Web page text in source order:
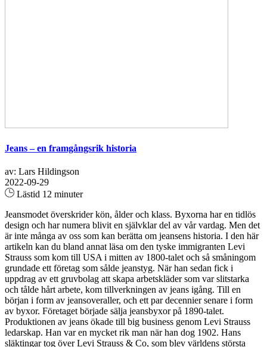
Jeans – en framgångsrik historia
av: Lars Hildingson
2022-09-29
Lästid 12 minuter
Jeansmodet överskrider kön, ålder och klass. Byxorna har en tidlös
design och har numera blivit en självklar del av vår vardag. Men det
är inte många av oss som kan berätta om jeansens historia. I den här
artikeln kan du bland annat läsa om den tyske immigranten Levi
Strauss som kom till USA i mitten av 1800-talet och så småningom
grundade ett företag som sålde jeanstyg. När han sedan fick i
uppdrag av ett gruvbolag att skapa arbetskläder som var slitstarka
och tålde hårt arbete, kom tillverkningen av jeans igång. Till en
början i form av jeansoveraller, och ett par decennier senare i form
av byxor. Företaget började sälja jeansbyxor på 1890-talet.
Produktionen av jeans ökade till big business genom Levi Strauss
ledarskap. Han var en mycket rik man när han dog 1902. Hans
släktingar tog över Levi Strauss & Co, som blev världens största